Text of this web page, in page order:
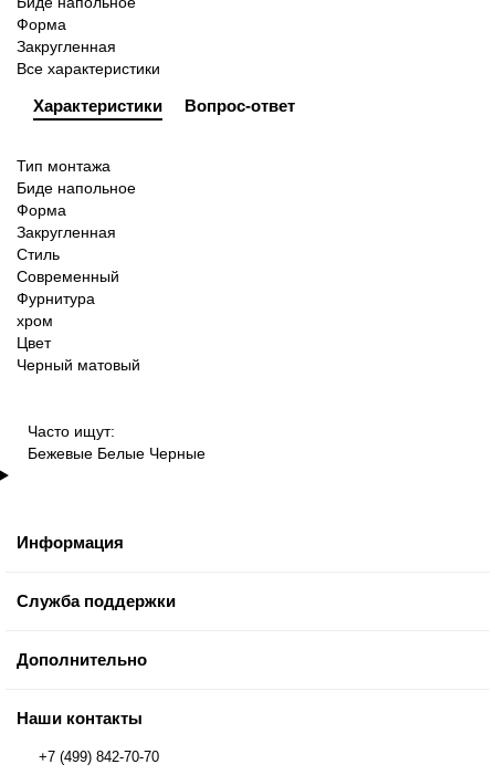
Форма
Закругленная
Все характеристики
Характеристики Вопрос-ответ
Тип монтажа
Биде напольное
Форма
Закругленная
Стиль
Современный
Фурнитура
хром
Цвет
Черный матовый
Часто ищут:
Бежевые Белые Черные
Информация
Служба поддержки
Дополнительно
Наши контакты
+7 (499) 842-70-70